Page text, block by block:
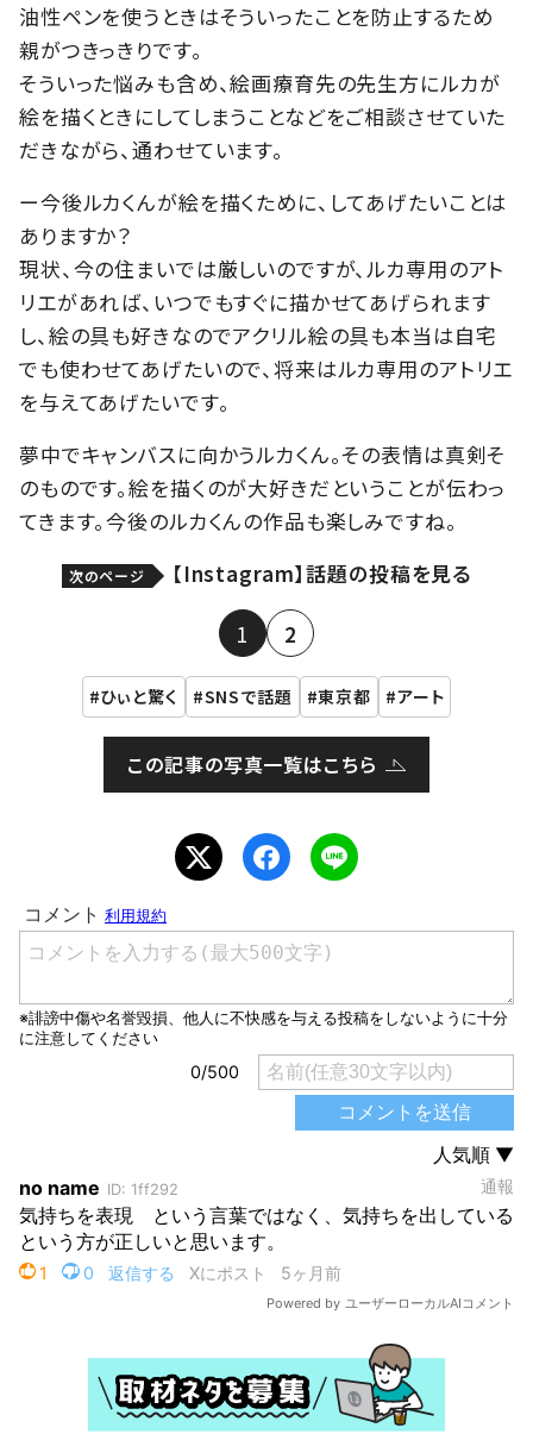
油性ペンを使うときはそういったことを防止するため
親がつきっきりです。
そういった悩みも含め、絵画療育先の先生方にルカが
絵を描くときにしてしまうことなどをご相談させていた
だきながら、通わせています。
ー今後ルカくんが絵を描くために、してあげたいことは
ありますか？
現状、今の住まいでは厳しいのですが、ルカ専用のアト
リエがあれば、いつでもすぐに描かせてあげられます
し、絵の具も好きなのでアクリル絵の具も本当は自宅
でも使わせてあげたいので、将来はルカ専用のアトリエ
を与えてあげたいです。
夢中でキャンバスに向かうルカくん。その表情は真剣そ
のものです。絵を描くのが大好きだということが伝わっ
てきます。今後のルカくんの作品も楽しみですね。
次のページ 【Instagram】話題の投稿を見る
1 2
ひぃと驚く SNSで話題 東京都 アート
この記事の写真一覧はこちら